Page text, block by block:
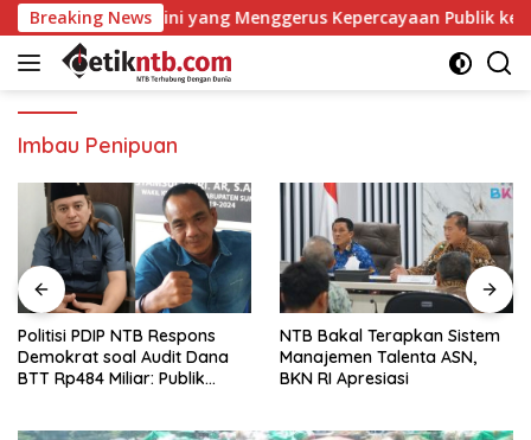
Langsung
ke
konten
Breaking News
Opini yang Menggerus Kepercayaan Publik kepada BPK
Imbau Penipuan
Politisi PDIP NTB Respons
Demokrat soal Audit Dana
BTT Rp484 Miliar: Publik
NTB Bakal Terapkan Sistem
Manajemen Talenta ASN,
BKN RI Apresiasi